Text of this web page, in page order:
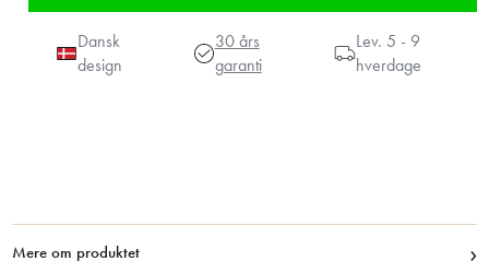
Dansk
design
30 års
garanti
Lev. 5 - 9
hverdage
Mere om produktet ›